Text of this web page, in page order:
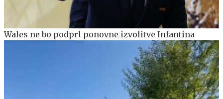
Wales ne bo podprl ponovne izvolitve Infantina